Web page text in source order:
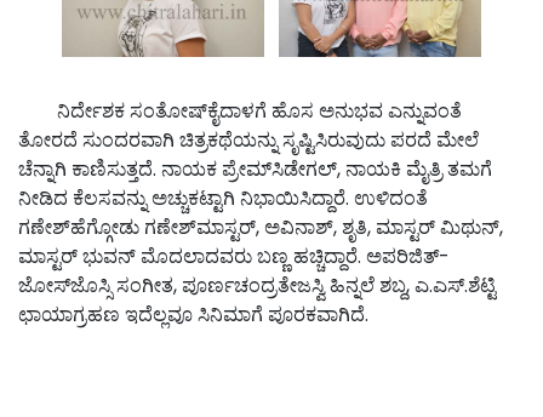
ನಿರ್ದೇಶಕ ಸಂತೋಷ್‌ಕೈದಾಳಗೆ ಹೊಸ ಅನುಭವ ಎನ್ನುವಂತೆ
ತೋರದೆ ಸುಂದರವಾಗಿ ಚಿತ್ರಕಥೆಯನ್ನು ಸೃಷ್ಟಿಸಿರುವುದು ಪರದೆ ಮೇಲೆ
ಚೆನ್ನಾಗಿ ಕಾಣಿಸುತ್ತದೆ. ನಾಯಕ ಪ್ರೇಮ್‌ಸಿಡೇಗಲ್, ನಾಯಕಿ ಮೈತ್ರಿ ತಮಗೆ
ನೀಡಿದ ಕೆಲಸವನ್ನು ಅಚ್ಚುಕಟ್ಟಾಗಿ ನಿಭಾಯಿಸಿದ್ದಾರೆ. ಉಳಿದಂತೆ
ಗಣೇಶ್‌ಹೆಗ್ಗೋಡು ಗಣೇಶ್‌ಮಾಸ್ಟರ್, ಅವಿನಾಶ್, ಶೃತಿ, ಮಾಸ್ಟರ್ ಮಿಥುನ್,
ಮಾಸ್ಟರ್ ಭುವನ್ ಮೊದಲಾದವರು ಬಣ್ಣ ಹಚ್ಚಿದ್ದಾರೆ. ಅಪರಿಜಿತ್-
ಜೋಸ್‌ಜೊಸ್ಸಿ ಸಂಗೀತ, ಪೂರ್ಣಚಂದ್ರತೇಜಸ್ವಿ ಹಿನ್ನಲೆ ಶಬ್ದ, ಎ.ಎಸ್.ಶೆಟ್ಟಿ
ಛಾಯಾಗ್ರಹಣ ಇದೆಲ್ಲವೂ ಸಿನಿಮಾಗೆ ಪೂರಕವಾಗಿದೆ.